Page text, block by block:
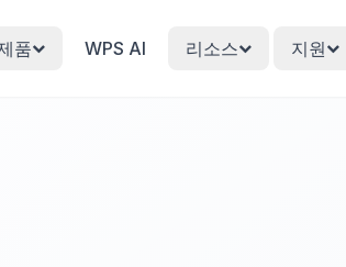
품 WPS AI 리소스 지원